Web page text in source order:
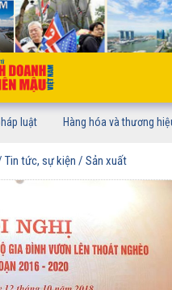
luật Hàng hóa và thương
Tin tức, sự kiện / Sản xuất